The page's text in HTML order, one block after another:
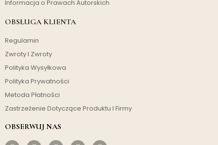
Informacja o Prawach Autorskich
OBSŁUGA KLIENTA
Regulamin
Zwroty I Zwroty
Polityka Wysyłkowa
Polityka Prywatności
Metoda Płatności
Zastrzeżenie Dotyczące Produktu I Firmy
OBSERWUJ NAS